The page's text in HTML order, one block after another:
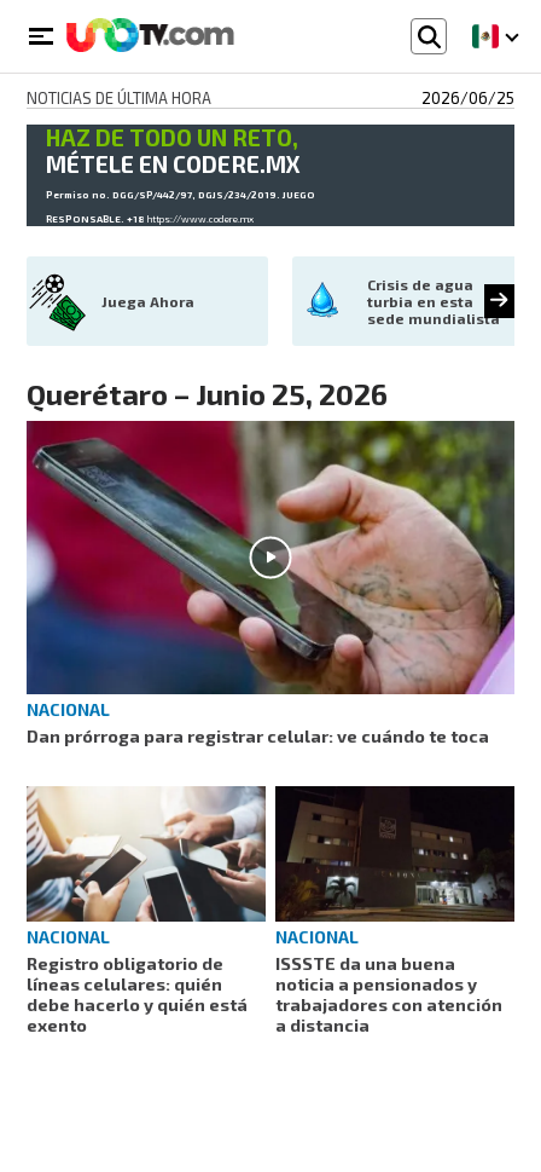
NOTICIAS DE ÚLTIMA HORA 2026/06/25
HAZ DE TODO UN RETO,
MÉTELE EN CODERE.MX
Permiso no. DGG/SP/442/97, DGJS/234/2019. JUEGO
RESPONSABLE. +18https://www.codere.mx
Juega Ahora
Crisis de agua
turbia en esta
sede mundialista
Querétaro – Junio 25, 2026
NACIONAL
Dan prórroga para registrar celular: ve cuándo te toca
NACIONAL
Registro obligatorio de
líneas celulares: quién
debe hacerlo y quién está
exento
NACIONAL
ISSSTE da una buena
noticia a pensionados y
trabajadores con atención
a distancia